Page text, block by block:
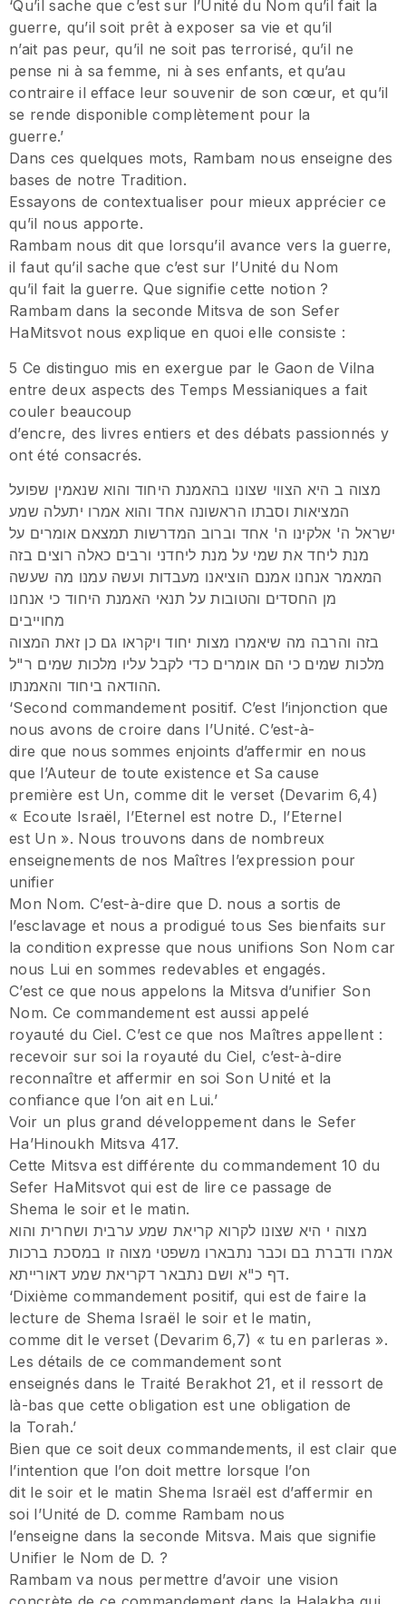
‘Qu’il sache que c’est sur l’Unité du Nom qu’il fait la
guerre, qu’il soit prêt à exposer sa vie et qu’il
n’ait pas peur, qu’il ne soit pas terrorisé, qu’il ne
pense ni à sa femme, ni à ses enfants, et qu’au
contraire il efface leur souvenir de son cœur, et qu’il
se rende disponible complètement pour la
guerre.’
Dans ces quelques mots, Rambam nous enseigne des
bases de notre Tradition.
Essayons de contextualiser pour mieux apprécier ce
qu’il nous apporte.
Rambam nous dit que lorsqu’il avance vers la guerre,
il faut qu’il sache que c’est sur l’Unité du Nom
qu’il fait la guerre. Que signifie cette notion ?
Rambam dans la seconde Mitsva de son Sefer
HaMitsvot nous explique en quoi elle consiste :
5 Ce distinguo mis en exergue par le Gaon de Vilna
entre deux aspects des Temps Messianiques a fait
couler beaucoup
d’encre, des livres entiers et des débats passionnés y
ont été consacrés.
מצוה ב היא הצווי שצונו בהאמנת היחוד והוא שנאמין שפועל
המציאות וסבתו הראשונה אחד והוא אמרו יתעלה שמע
ישראל ה' אלקינו ה' אחד וברוב המדרשות תמצאם אומרים על
מנת ליחד את שמי על מנת ליחדני ורבים כאלה רוצים בזה
המאמר אנחנו אמנם הוציאנו מעבדות ועשה עמנו מה שעשה
מן החסדים והטובות על תנאי האמנת היחוד כי אנחנו
מחוייבים
בזה והרבה מה שיאמרו מצות יחוד ויקראו גם כן זאת המצוה
מלכות שמים כי הם אומרים כדי לקבל עליו מלכות שמים ר"ל
ההודאה ביחוד והאמנתו.
‘Second commandement positif. C’est l’injonction que
nous avons de croire dans l’Unité. C’est-à-
dire que nous sommes enjoints d’affermir en nous
que l’Auteur de toute existence et Sa cause
première est Un, comme dit le verset (Devarim 6,4)
« Ecoute Israël, l’Eternel est notre D., l’Eternel
est Un ». Nous trouvons dans de nombreux
enseignements de nos Maîtres l’expression pour
unifier
Mon Nom. C’est-à-dire que D. nous a sortis de
l’esclavage et nous a prodigué tous Ses bienfaits sur
la condition expresse que nous unifions Son Nom car
nous Lui en sommes redevables et engagés.
C’est ce que nous appelons la Mitsva d’unifier Son
Nom. Ce commandement est aussi appelé
royauté du Ciel. C’est ce que nos Maîtres appellent :
recevoir sur soi la royauté du Ciel, c’est-à-dire
reconnaître et affermir en soi Son Unité et la
confiance que l’on ait en Lui.’
Voir un plus grand développement dans le Sefer
Ha’Hinoukh Mitsva 417.
Cette Mitsva est différente du commandement 10 du
Sefer HaMitsvot qui est de lire ce passage de
Shema le soir et le matin.
מצוה י היא שצונו לקרוא קריאת שמע ערבית ושחרית והוא
אמרו ודברת בם וכבר נתבארו משפטי מצוה זו במסכת ברכות
דף כ"א ושם נתבאר דקריאת שמע דאורייתא.
‘Dixième commandement positif, qui est de faire la
lecture de Shema Israël le soir et le matin,
comme dit le verset (Devarim 6,7) « tu en parleras ».
Les détails de ce commandement sont
enseignés dans le Traité Berakhot 21, et il ressort de
là-bas que cette obligation est une obligation de
la Torah.’
Bien que ce soit deux commandements, il est clair que
l’intention que l’on doit mettre lorsque l’on
dit le soir et le matin Shema Israël est d’affermir en
soi l’Unité de D. comme Rambam nous
l’enseigne dans la seconde Mitsva. Mais que signifie
Unifier le Nom de D. ?
Rambam va nous permettre d’avoir une vision